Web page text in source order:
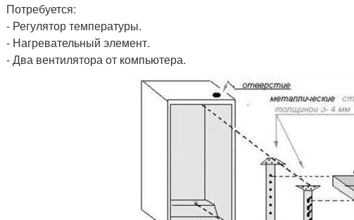
Потребуется:
- Регулятор температуры.
- Нагревательный элемент.
- Два вентилятора от компьютера.